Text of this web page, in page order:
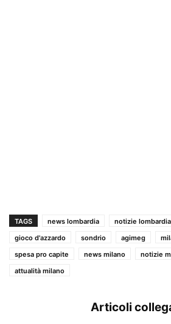
TAGS news lombardia notizie lombardia
gioco d'azzardo
sondrio agimeg
spesa pro capite
news milano notizie
attualità milano
Articoli